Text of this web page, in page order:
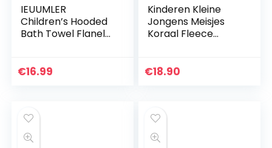
IEUUMLER
Children’s Hooded
Bath Towel Flanel
Jongen
€16.99
Kinderen Kleine
Jongens Meisjes
Koraal Fleece
Dier Pyjama
€18.90